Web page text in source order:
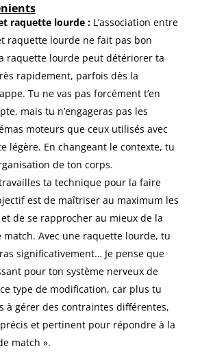
raquette lourde : L’association entre
raquette lourde ne fait pas bon
raquette lourde peut détériorer ta
rapidement, parfois dès la
Tu ne vas pas forcément t’en
mais tu n’engageras pas les
moteurs que ceux utilisés avec
légère. En changeant le contexte, tu
de ton corps.
ta technique pour la faire
est de maîtriser au maximum les
de se rapprocher au mieux de la
Avec une raquette lourde, tu
significativement… Je pense que
pour ton système nerveux de
ce type de modification, car plus tu
à gérer des contraintes différentes,
et pertinent pour répondre à la
match ».